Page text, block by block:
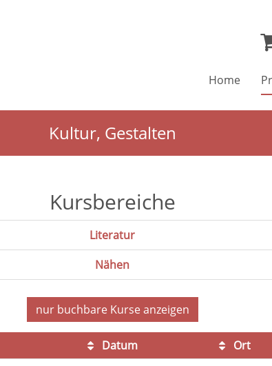
Home
Kultur, Gestalten
Kursbereiche
Literatur
Nähen
nur buchbareKurse anzeigen
Datum Ort